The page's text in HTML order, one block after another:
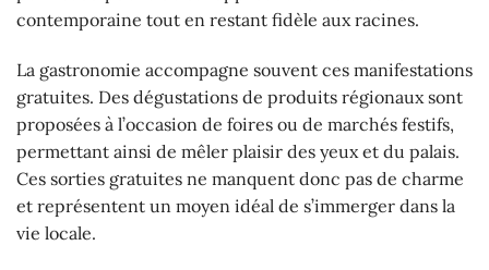
contemporaine tout en restant fidèle aux racines.
La gastronomie accompagne souvent ces manifestations
gratuites. Des dégustations de produits régionaux sont
proposées à l’occasion de foires ou de marchés festifs,
permettant ainsi de mêler plaisir des yeux et du palais.
Ces sorties gratuites ne manquent donc pas de charme
et représentent un moyen idéal de s’immerger dans la
vie locale.